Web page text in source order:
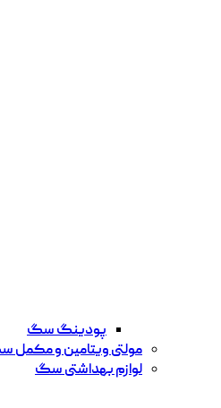
پودینگ سگ
مولتی ویتامین و مکمل
لوازم بهداشتی سگ